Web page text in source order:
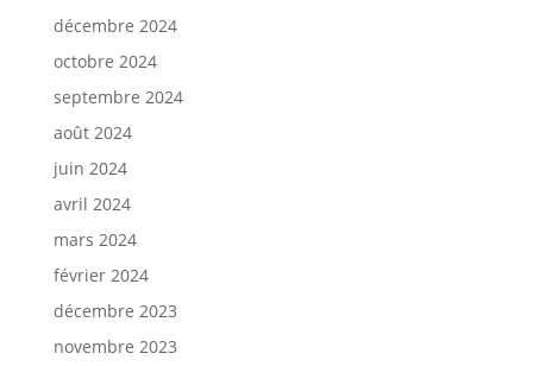
décembre 2024
octobre 2024
septembre 2024
août 2024
juin 2024
avril 2024
mars 2024
février 2024
décembre 2023
novembre 2023